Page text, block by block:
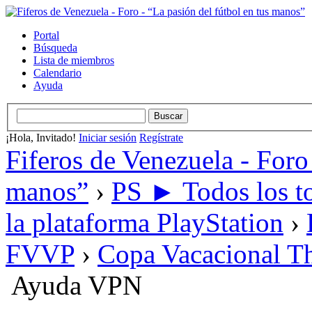
Portal
Búsqueda
Lista de miembros
Calendario
Ayuda
¡Hola, Invitado! Iniciar sesión Regístrate
Fiferos de Venezuela -
manos” › PS ► Todos los
la plataforma PlayStation ›
FVVP › Copa Vacacional
Ayuda VPN